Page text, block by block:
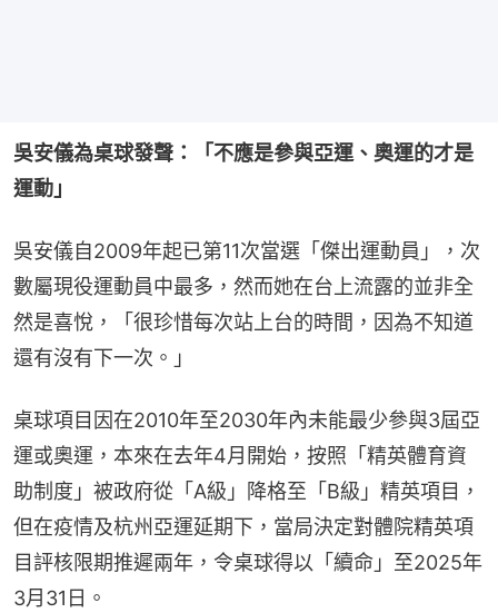
吳安儀為桌球發聲：「不應是參與亞運、奧運的才是
運動」
吳安儀自2009年起已第11次當選「傑出運動員」，次
數屬現役運動員中最多，然而她在台上流露的並非全
然是喜悅，「很珍惜每次站上台的時間，因為不知道
還有沒有下一次。」
桌球項目因在2010年至2030年內未能最少參與3屆亞
運或奧運，本來在去年4月開始，按照「精英體育資
助制度」被政府從「A級」降格至「B級」精英項目，
但在疫情及杭州亞運延期下，當局決定對體院精英項
目評核限期推遲兩年，令桌球得以「續命」至2025年
3月31日。